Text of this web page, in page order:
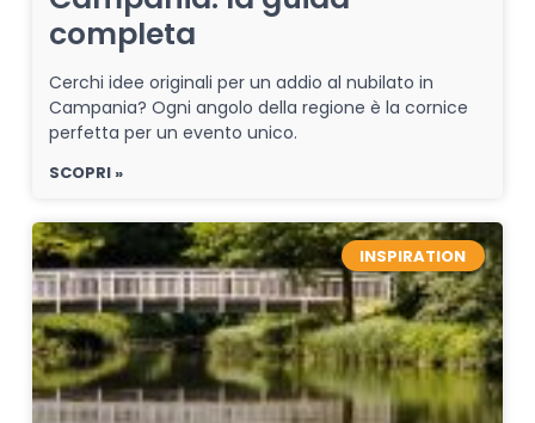
completa
Cerchi idee originali per un addio al nubilato in
Campania? Ogni angolo della regione è la cornice
perfetta per un evento unico.
SCOPRI »
INSPIRATION